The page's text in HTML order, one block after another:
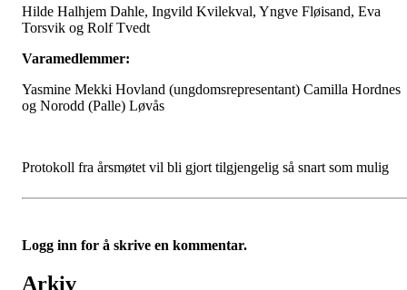
Hilde Halhjem Dahle, Ingvild Kvilekval, Yngve Fløisand, Eva
Torsvik og Rolf Tvedt
Varamedlemmer:
Yasmine Mekki Hovland (ungdomsrepresentant) Camilla Hordnes
og Norodd (Palle) Løvås
Protokoll fra årsmøtet vil bli gjort tilgjengelig så snart som mulig
Logg inn for å skrive en kommentar.
Arkiv